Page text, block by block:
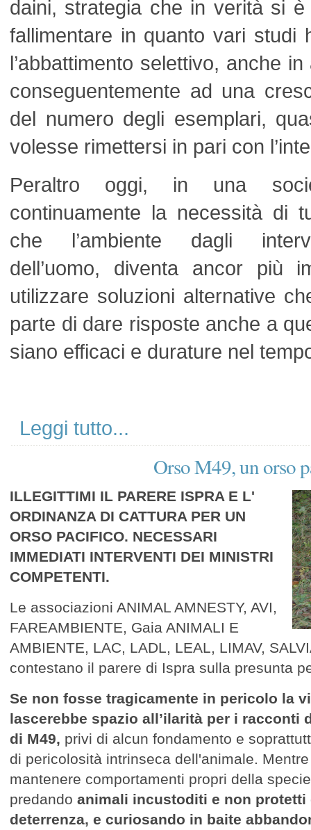
daini, strategia che in verità si
fallimentare in quanto vari studi
l’abbattimento selettivo, anche
conseguentemente ad una
del numero degli esemplari,
volesse rimettersi in pari con
Peraltro oggi, in una
continuamente la necessità di
che l’ambiente dagli
dell’uomo, diventa ancor più
utilizzare soluzioni alternative
parte di dare risposte anche a
siano efficaci e durature nel
Leggi tutto...
Orso M49, un orso
ILLEGITTIMI IL PARERE ISPRA E L'
ORDINANZA DI CATTURA PER UN
ORSO PACIFICO. NECESSARI
IMMEDIATI INTERVENTI DEI MINISTRI
COMPETENTI.
Le associazioni ANIMAL AMNESTY, AVI,
FAREAMBIENTE, Gaia ANIMALI E
AMBIENTE, LAC, LADL, LEAL, LIMAV,
contestano il parere di Ispra sulla presunta
Se non fosse tragicamente in pericolo la
lascerebbe spazio all’ilarità per i racconti
di M49, privi di alcun fondamento e
di pericolosità intrinseca dell'animale.
mantenere comportamenti propri della
predando animali incustoditi e non
deterrenza, e curiosando in baite